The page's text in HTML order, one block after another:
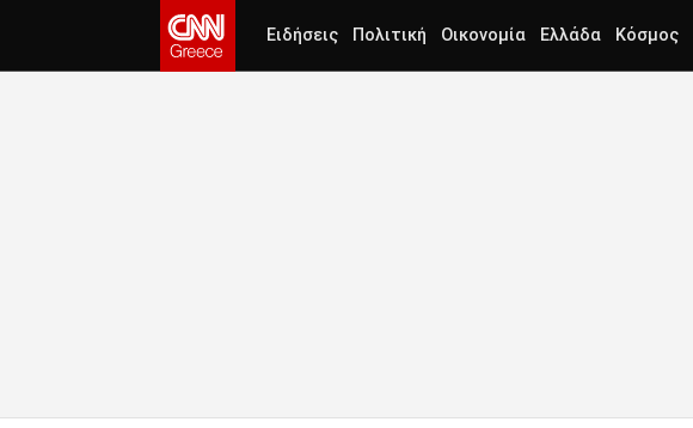
Ειδήσεις Πολιτική Οικονομία Ελλάδα Κόσμος